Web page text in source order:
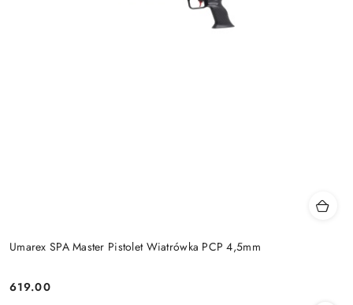
Umarex SPA Master Pistolet Wiatrówka PCP 4,5mm
Cena:
619.00